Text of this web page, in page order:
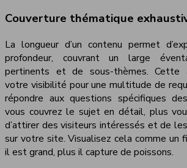
Couverture thématique
La longueur d’un contenu permet
profondeur, couvrant un large
pertinents et de sous-thèmes. Cette
votre visibilité pour une multitude de
répondre aux questions spécifiques
vous couvrez le sujet en détail, plus
d’attirer des visiteurs intéressés et de
sur votre site. Visualisez cela comme un
il est grand, plus il capture de poissons.